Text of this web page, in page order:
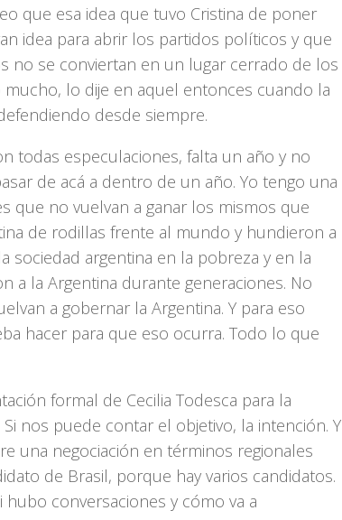
que esa idea que tuvo Cristina de poner
idea para abrir los partidos políticos y que
no se conviertan en un lugar cerrado de los
mucho, lo dije en aquel entonces cuando la
desde siempre.
todas especulaciones, falta un año y no
de acá a dentro de un año. Yo tengo una
que no vuelvan a ganar los mismos que
de rodillas frente al mundo y hundieron a
sociedad argentina en la pobreza y en la
a la Argentina durante generaciones. No
a gobernar la Argentina. Y para eso
hacer para que eso ocurra. Todo lo que
formal de Cecilia Todesca para la
nos puede contar el objetivo, la intención. Y
una negociación en términos regionales
de Brasil, porque hay varios candidatos.
hubo conversaciones y cómo va a